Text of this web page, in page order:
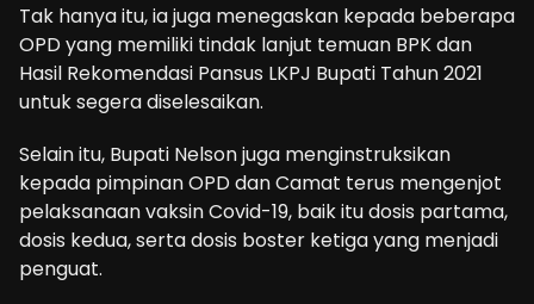
Tak hanya itu, ia juga menegaskan kepada beberapa
OPD yang memiliki tindak lanjut temuan BPK dan
Hasil Rekomendasi Pansus LKPJ Bupati Tahun 2021
untuk segera diselesaikan.
Selain itu, Bupati Nelson juga menginstruksikan
kepada pimpinan OPD dan Camat terus mengenjot
pelaksanaan vaksin Covid-19, baik itu dosis partama,
dosis kedua, serta dosis boster ketiga yang menjadi
penguat.